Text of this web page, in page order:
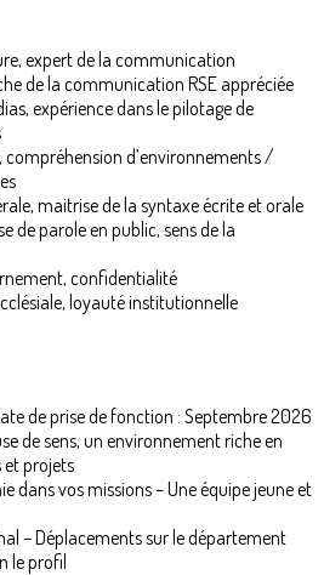
expert de la communication
de la communication RSE appréciée
expérience dans le pilotage de
compréhension d’environnements /
maitrise de la syntaxe écrite et orale
de parole en public, sens de la
confidentialité
loyauté institutionnelle
de prise de fonction : Septembre 2026
de sens, un environnement riche en
projets
dans vos missions – Une équipe jeune et
– Déplacements sur le département
le profil